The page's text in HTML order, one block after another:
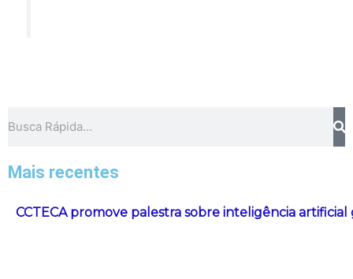
Mais recentes
CCTECA promove palestra sobre inteligência